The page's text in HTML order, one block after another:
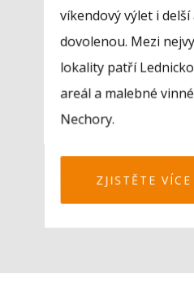
víkendový výlet i
dovolenou. Mezi
lokality patří
areál a malebné
Nechory.
ZJISTĚTE VÍCE